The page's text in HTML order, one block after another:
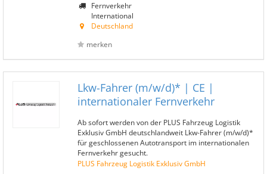
Fernverkehr
International
Deutschland
merken
Lkw-Fahrer (m/w/d)* | CE |
internationaler Fernverkehr
Ab sofort werden von der PLUS Fahrzeug Logistik
Exklusiv GmbH deutschlandweit Lkw-Fahrer (m/w/d)*
für geschlossenen Autotransport im internationalen
Fernverkehr gesucht.
PLUS Fahrzeug Logistik Exklusiv GmbH